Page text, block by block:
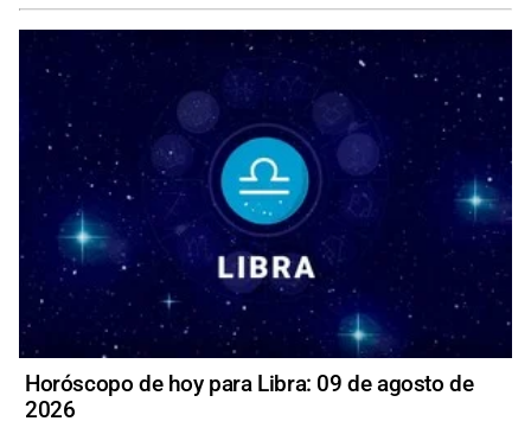
Horóscopo de hoy para Libra: 09 de agosto de
2026